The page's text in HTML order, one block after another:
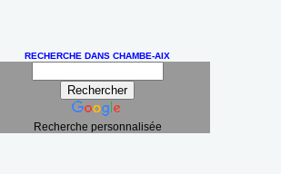
RECHERCHE DANS CHAMBE-AIX
Recherche personnalisée